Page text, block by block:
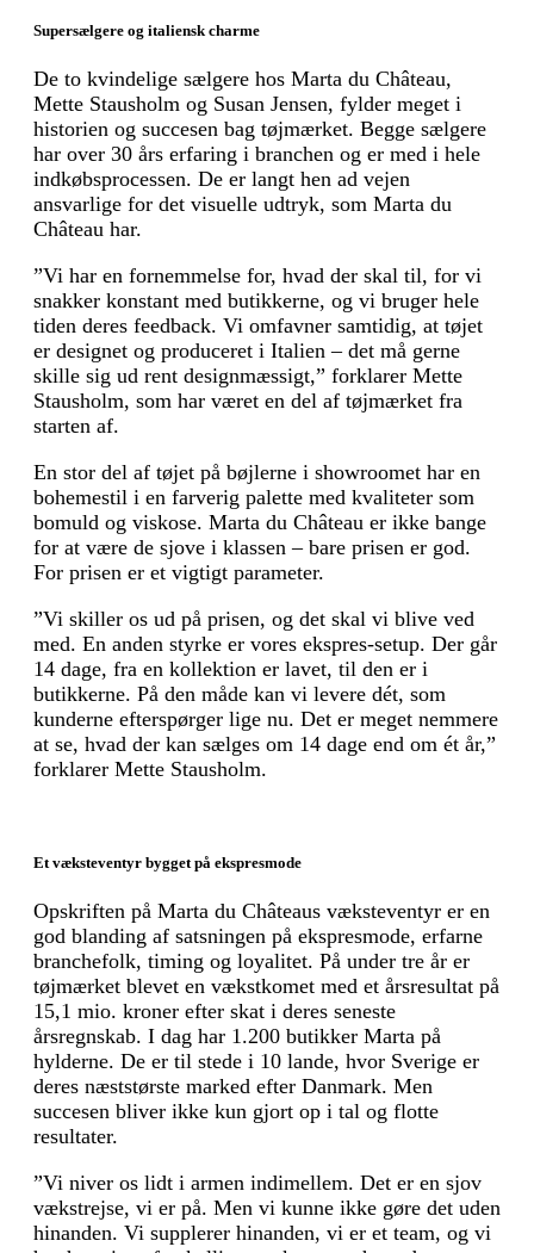
Supersælgere og italiensk charme
De to kvindelige sælgere hos Marta du Château,
Mette Stausholm og Susan Jensen, fylder meget i
historien og succesen bag tøjmærket. Begge sælgere
har over 30 års erfaring i branchen og er med i hele
indkøbsprocessen. De er langt hen ad vejen
ansvarlige for det visuelle udtryk, som Marta du
Château har.
”Vi har en fornemmelse for, hvad der skal til, for vi
snakker konstant med butikkerne, og vi bruger hele
tiden deres feedback. Vi omfavner samtidig, at tøjet
er designet og produceret i Italien – det må gerne
skille sig ud rent designmæssigt,” forklarer Mette
Stausholm, som har været en del af tøjmærket fra
starten af.
En stor del af tøjet på bøjlerne i showroomet har en
bohemestil i en farverig palette med kvaliteter som
bomuld og viskose. Marta du Château er ikke bange
for at være de sjove i klassen – bare prisen er god.
For prisen er et vigtigt parameter.
”Vi skiller os ud på prisen, og det skal vi blive ved
med. En anden styrke er vores ekspres-setup. Der går
14 dage, fra en kollektion er lavet, til den er i
butikkerne. På den måde kan vi levere dét, som
kunderne efterspørger lige nu. Det er meget nemmere
at se, hvad der kan sælges om 14 dage end om ét år,”
forklarer Mette Stausholm.
Et væksteventyr bygget på ekspresmode
Opskriften på Marta du Châteaus væksteventyr er en
god blanding af satsningen på ekspresmode, erfarne
branchefolk, timing og loyalitet. På under tre år er
tøjmærket blevet en vækstkomet med et årsresultat på
15,1 mio. kroner efter skat i deres seneste
årsregnskab. I dag har 1.200 butikker Marta på
hylderne. De er til stede i 10 lande, hvor Sverige er
deres næststørste marked efter Danmark. Men
succesen bliver ikke kun gjort op i tal og flotte
resultater.
”Vi niver os lidt i armen indimellem. Det er en sjov
vækstrejse, vi er på. Men vi kunne ikke gøre det uden
hinanden. Vi supplerer hinanden, vi er et team, og vi